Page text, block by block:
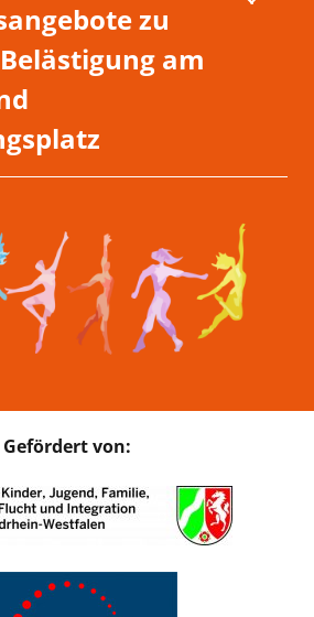
zu
am
Gefördert von: